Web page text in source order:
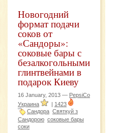
Новогодний
формат подачи
соков от
«Сандоры»:
соковые бары с
безалкогольными
глинтвейнами в
подарок Киеву
16 January, 2013 — PepsiCo
Украина
| 1423
Сандора Святкуй з
Сандорою соковые бары
соки